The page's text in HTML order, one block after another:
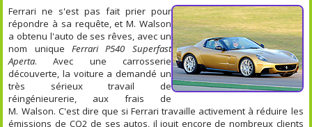
Ferrari ne s'est pas fait prier pour
répondre à sa requête, et M. Walson
a obtenu l'auto de ses rêves, avec un
nom unique Ferrari P540 Superfast
Aperta. Avec une carrosserie
découverte, la voiture a demandé un
très sérieux travail de
réingénieurerie, aux frais de
M. Walson. C'est dire que si Ferrari travaille activement à réduire les
émissions de CO2 de ses autos, il jouit encore de nombreux clients